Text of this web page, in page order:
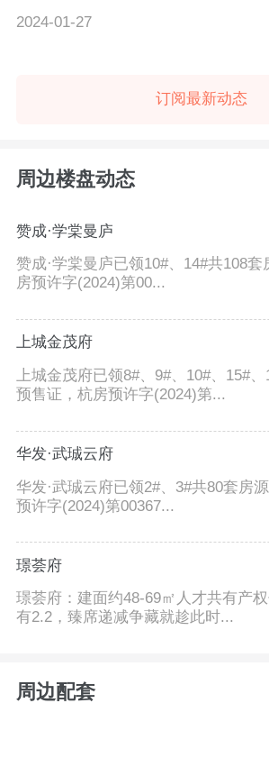
2024-01-27
订阅最新动态
周边楼盘动态
赞成·学棠曼庐
赞成·学棠曼庐已领10#、14#共108
房预许字(2024)第00...
上城金茂府
上城金茂府已领8#、9#、10#、15#
预售证，杭房预许字(2024)第...
华发·武珹云府
华发·武珹云府已领2#、3#共80套房
预许字(2024)第00367...
璟荟府
璟荟府：建面约48-69㎡人才共有产
有2.2，臻席递减争藏就趁此时...
周边配套